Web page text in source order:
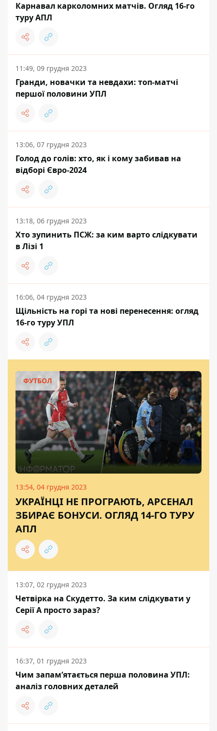
Карнавал карколомних матчів. Огляд 16-го
туру АПЛ
11:49, 09 грудня 2023
Гранди, новачки та невдахи: топ-матчі
першої половини УПЛ
13:06, 07 грудня 2023
Голод до голів: хто, як і кому забивав на
відборі Євро-2024
13:18, 06 грудня 2023
Хто зупинить ПСЖ: за ким варто слідкувати
в Лізі 1
16:06, 04 грудня 2023
Щільність на горі та нові перенесення: огляд
16-го туру УПЛ
ФУТБОЛ
13:54, 04 грудня 2023
УКРАЇНЦІ НЕ ПРОГРАЮТЬ, АРСЕНАЛ
ЗБИРАЄ БОНУСИ. ОГЛЯД 14-ГО ТУРУ
АПЛ
13:07, 02 грудня 2023
Четвірка на Скудетто. За ким слідкувати у
Серії А просто зараз?
16:37, 01 грудня 2023
Чим запам’ятається перша половина УПЛ:
аналіз головних деталей